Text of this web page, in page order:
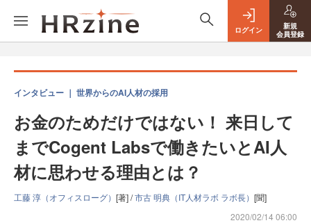
ログイン
新規
会員登録
インタビュー ｜ 世界からのAI人材の採用
お金のためだけではない！ 来日して
までCogent Labsで働きたいとAI人
材に思わせる理由とは？
工藤 淳（オフィスローグ） [著] /市古 明典（IT人材ラボ ラボ長） [聞]
2020/02/14 06:00